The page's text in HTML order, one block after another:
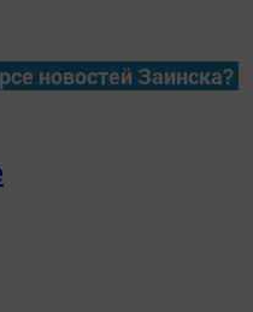
новостей Заинска?